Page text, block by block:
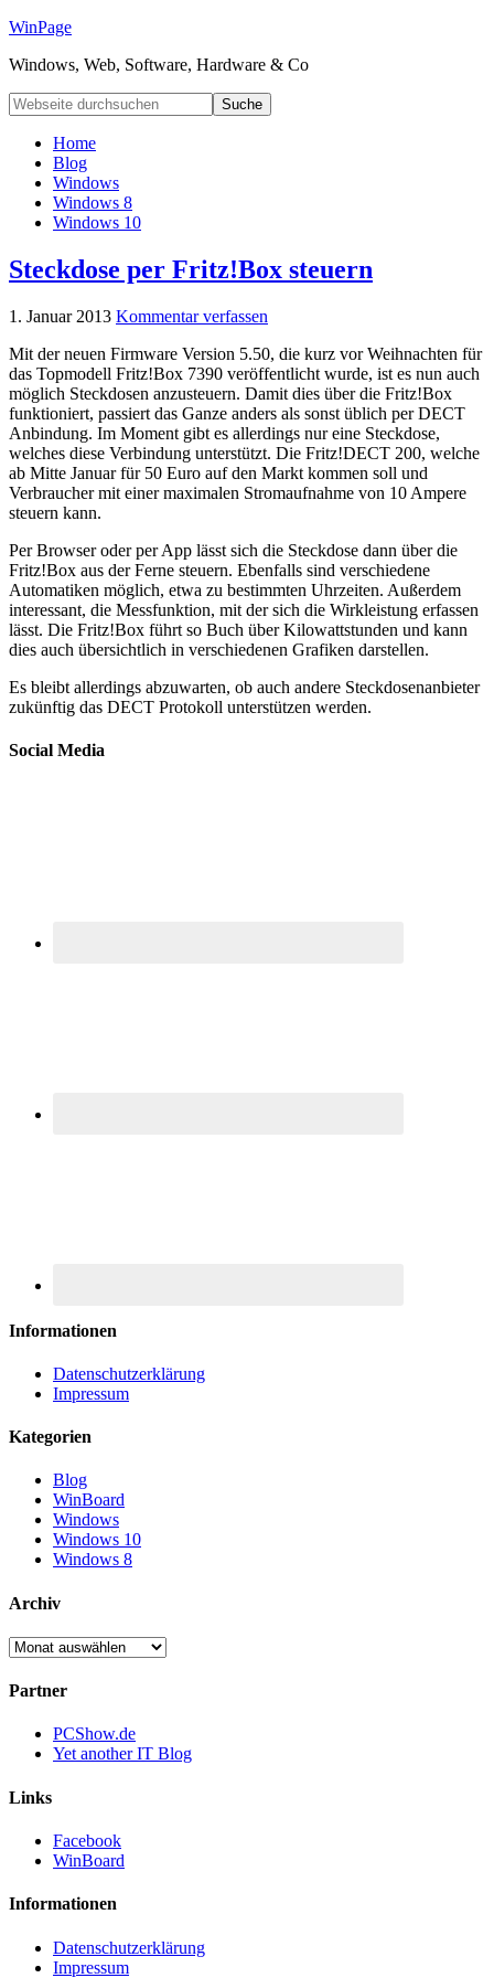
WinPage
Windows, Web, Software, Hardware & Co
Home
Blog
Windows
Windows 8
Windows 10
Steckdose per Fritz!Box steuern
1. Januar 2013 Kommentar verfassen
Mit der neuen Firmware Version 5.50, die kurz vor Weihnachten für
das Topmodell Fritz!Box 7390 veröffentlicht wurde, ist es nun auch
möglich Steckdosen anzusteuern. Damit dies über die Fritz!Box
funktioniert, passiert das Ganze anders als sonst üblich per DECT
Anbindung. Im Moment gibt es allerdings nur eine Steckdose,
welches diese Verbindung unterstützt. Die Fritz!DECT 200, welche
ab Mitte Januar für 50 Euro auf den Markt kommen soll und
Verbraucher mit einer maximalen Stromaufnahme von 10 Ampere
steuern kann.
Per Browser oder per App lässt sich die Steckdose dann über die
Fritz!Box aus der Ferne steuern. Ebenfalls sind verschiedene
Automatiken möglich, etwa zu bestimmten Uhrzeiten. Außerdem
interessant, die Messfunktion, mit der sich die Wirkleistung erfassen
lässt. Die Fritz!Box führt so Buch über Kilowattstunden und kann
dies auch übersichtlich in verschiedenen Grafiken darstellen.
Es bleibt allerdings abzuwarten, ob auch andere Steckdosenanbieter
zukünftig das DECT Protokoll unterstützen werden.
Social Media
Informationen
Datenschutzerklärung
Impressum
Kategorien
Blog
WinBoard
Windows
Windows 10
Windows 8
Archiv
Archiv
Partner
PCShow.de
Yet another IT Blog
Links
Facebook
WinBoard
Informationen
Datenschutzerklärung
Impressum